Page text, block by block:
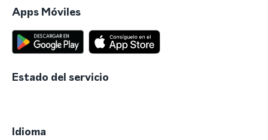
Apps Móviles
Estado del servicio
Idioma